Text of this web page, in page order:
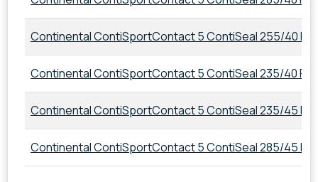
Continental ContiSportContact 5 ContiSeal 255/40 R21
Continental ContiSportContact 5 ContiSeal 235/40
Continental ContiSportContact 5 ContiSeal 235/45
Continental ContiSportContact 5 ContiSeal 285/45 R21